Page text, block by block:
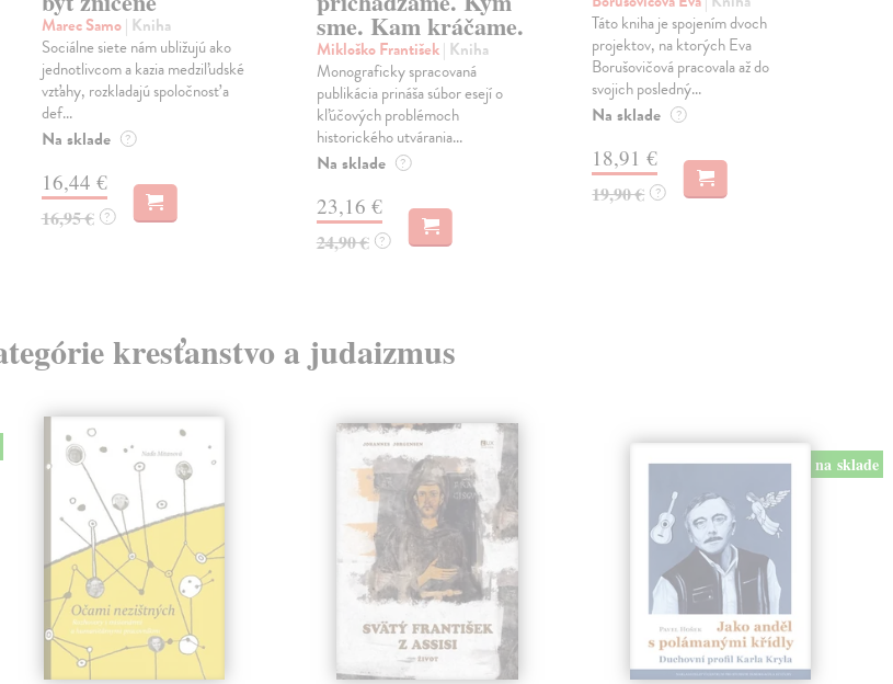
Marec Samo| Kniha
Sociálne siete nám ubližujú ako
jednotlivcom a kazia medziľudské
vzťahy, rozkladajú spoločnosť a
def...
Na sklade ?
16,44 €
16,95 € ?
sme. Kam kráčame.
Mikloško František| Kniha
Monograficky spracovaná
publikácia prináša súbor esejí o
kľúčových problémoch
historického utvárania...
Na sklade ?
23,16 €
24,90 € ?
Táto kniha je spojením dvoch
projektov, na ktorých Eva
Borušovičová pracovala až do
svojich posledný...
Na sklade ?
18,91 €
19,90 € ?
kresťanstvo a judaizmus
na sklade